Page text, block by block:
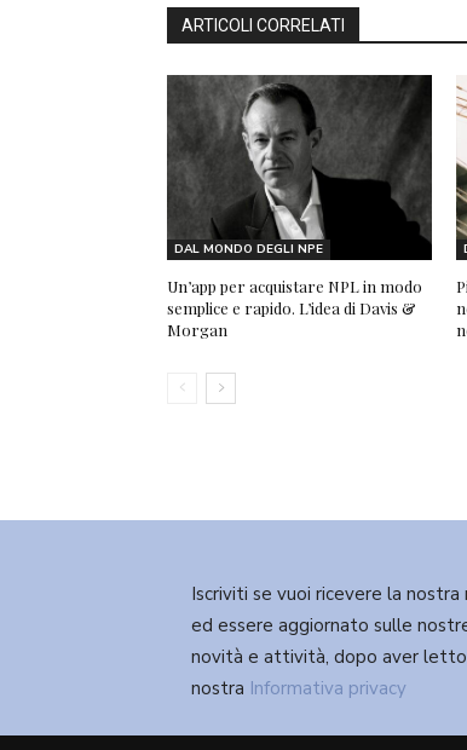
ARTICOLI CORRELATI
DAL MONDO DEGLI NPE
Un’app per acquistare NPL in modo
semplice e rapido. L’idea di Davis &
Morgan
Iscriviti se vuoi ricevere la
ed essere aggiornato sulle
novità e attività, dopo aver
nostra Informativa privacy